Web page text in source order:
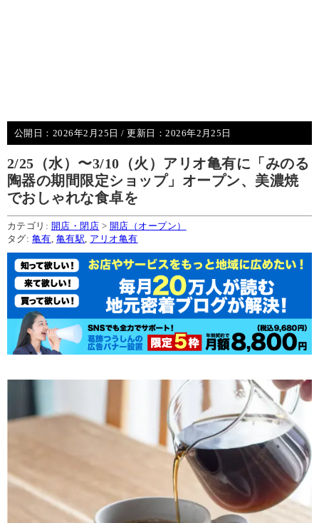
公開日： 2026年2月25日 / 更新日：2026年2月25日
2/25（水）〜3/10（火）アリオ亀有に「みのる
陶器の期間限定ショップ」オープン、美濃焼
でおしゃれな食卓を
カテゴリ: 開店・閉店 > 開店（オープン）
タグ: 亀有 亀有駅 アリオ亀有